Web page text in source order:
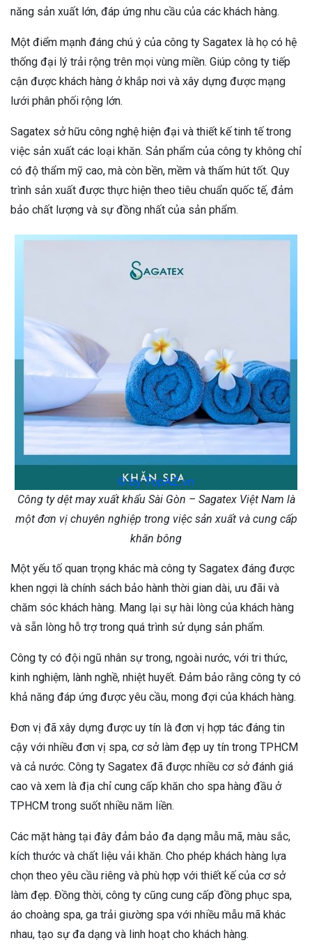
năng sản xuất lớn, đáp ứng nhu cầu của các khách hàng.
Một điểm mạnh đáng chú ý của công ty Sagatex là họ có hệ
thống đại lý trải rộng trên mọi vùng miền. Giúp công ty tiếp
cận được khách hàng ở khắp nơi và xây dựng được mạng
lưới phân phối rộng lớn.
Sagatex sở hữu công nghệ hiện đại và thiết kế tinh tế trong
việc sản xuất các loại khăn. Sản phẩm của công ty không chỉ
có độ thẩm mỹ cao, mà còn bền, mềm và thấm hút tốt. Quy
trình sản xuất được thực hiện theo tiêu chuẩn quốc tế, đảm
bảo chất lượng và sự đồng nhất của sản phẩm.
Công ty dệt may xuất khẩu Sài Gòn – Sagatex Việt Nam là
một đơn vị chuyên nghiệp trong việc sản xuất và cung cấp
khăn bông
Một yếu tố quan trọng khác mà công ty Sagatex đáng được
khen ngợi là chính sách bảo hành thời gian dài, ưu đãi và
chăm sóc khách hàng. Mang lại sự hài lòng của khách hàng
và sẵn lòng hỗ trợ trong quá trình sử dụng sản phẩm.
Công ty có đội ngũ nhân sự trong, ngoài nước, với tri thức,
kinh nghiệm, lành nghề, nhiệt huyết. Đảm bảo rằng công ty có
khả năng đáp ứng được yêu cầu, mong đợi của khách hàng.
Đơn vị đã xây dựng được uy tín là đơn vị hợp tác đáng tin
cậy với nhiều đơn vị spa, cơ sở làm đẹp uy tín trong TPHCM
và cả nước. Công ty Sagatex đã được nhiều cơ sở đánh giá
cao và xem là địa chỉ cung cấp khăn cho spa hàng đầu ở
TPHCM trong suốt nhiều năm liền.
Các mặt hàng tại đây đảm bảo đa dạng mẫu mã, màu sắc,
kích thước và chất liệu vải khăn. Cho phép khách hàng lựa
chọn theo yêu cầu riêng và phù hợp với thiết kế của cơ sở
làm đẹp. Đồng thời, công ty cũng cung cấp đồng phục spa,
áo choàng spa, ga trải giường spa với nhiều mẫu mã khác
nhau, tạo sự đa dạng và linh hoạt cho khách hàng.